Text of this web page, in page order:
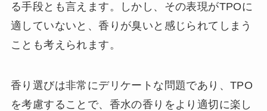
る手段とも言えます。しかし、その表現がTPOに
適していないと、香りが臭いと感じられてしまう
ことも考えられます。
香り選びは非常にデリケートな問題であり、TPO
を考慮することで、香水の香りをより適切に楽し